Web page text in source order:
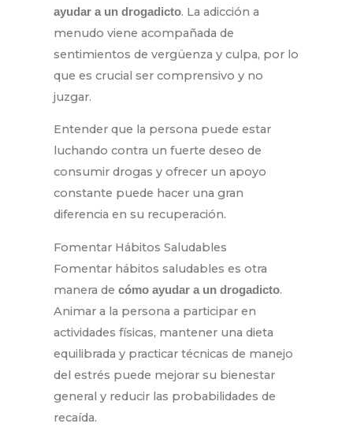
ayudar a un drogadicto. La adicción a
menudo viene acompañada de
sentimientos de vergüenza y culpa, por lo
que es crucial ser comprensivo y no
juzgar.
Entender que la persona puede estar
luchando contra un fuerte deseo de
consumir drogas y ofrecer un apoyo
constante puede hacer una gran
diferencia en su recuperación.
Fomentar Hábitos Saludables
Fomentar hábitos saludables es otra
manera de cómo ayudar a un drogadicto.
Animar a la persona a participar en
actividades físicas, mantener una dieta
equilibrada y practicar técnicas de manejo
del estrés puede mejorar su bienestar
general y reducir las probabilidades de
recaída.